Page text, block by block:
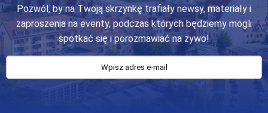
Pozwól, by na Twoją skrzynkę trafiały newsy, materiały i
zaproszenia na eventy, podczas których będziemy mogli
spotkać się i porozmawiać na żywo!